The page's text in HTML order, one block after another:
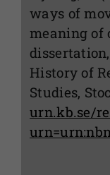
ways of
meaning of
History of
Studies,
urn.kb.se/